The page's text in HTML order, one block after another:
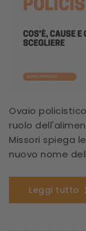
Ovaio
ruolo
Missori spiega
nuovo nome
Leggi tutto